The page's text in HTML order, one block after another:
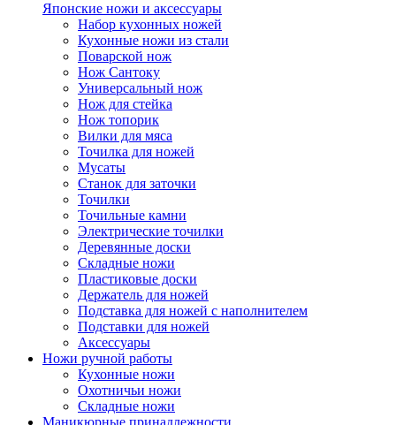
Японские ножи и аксессуары
Набор кухонных ножей
Кухонные ножи из стали
Поварской нож
Нож Сантоку
Универсальный нож
Нож для стейка
Нож топорик
Вилки для мяса
Точилка для ножей
Мусаты
Станок для заточки
Точилки
Точильные камни
Электрические точилки
Деревянные доски
Складные ножи
Пластиковые доски
Держатель для ножей
Подставка для ножей с наполнителем
Подставки для ножей
Аксессуары
Ножи ручной работы
Кухонные ножи
Охотничьи ножи
Складные ножи
Маникюрные принадлежности